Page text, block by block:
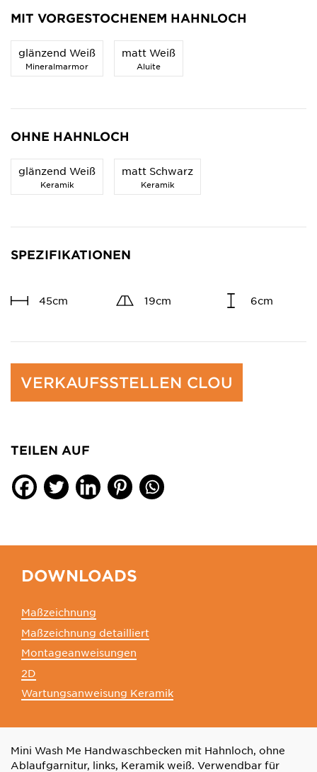
MIT VORGESTOCHENEM HAHNLOCH
glänzend Weiß
Mineralmarmor
matt Weiß
Aluite
OHNE HAHNLOCH
glänzend Weiß
Keramik
matt Schwarz
Keramik
SPEZIFIKATIONEN
45cm 19cm 6cm
VERKAUFSSTELLEN CLOU
TEILEN AUF
DOWNLOADS
Maßzeichnung
Maßzeichnung detailliert
Montageanweisungen
2D
Wartungsanweisung Keramik
Mini Wash Me Handwaschbecken mit Hahnloch, ohne
Ablaufgarnitur, links, Keramik weiß. Verwendbar für